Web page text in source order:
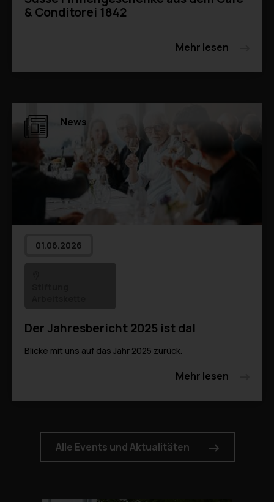
& Conditorei 1842
Mehr lesen
News
01.06.2026
Der Jahresbericht 2025 ist da!
Blicke mit uns auf das Jahr 2025 zurück.
Mehr lesen
Alle Events und Aktualitäten